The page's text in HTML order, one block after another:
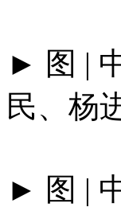
► 图 |
民、杨
► 图 |